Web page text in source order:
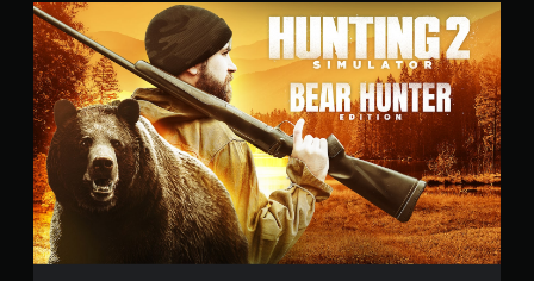
B
e
a
r
H
u
n
t
e
r
E
d
i